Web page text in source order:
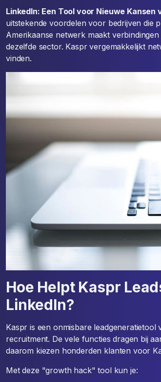
LinkedIn: Een Tool voor Nieuwe Kansen
uitstekende voordelen voor bedrijven die
Amerikaanse netwerk maakt
dezelfde sector. Kaspr vergemakkelijkt
vinden.
Hoe Helpt Kaspr
LinkedIn?
Kaspr is een onmisbare leadgeneratietool
recruitment. De vele functies dragen bij
daarom kiezen honderden klanten voor
Met deze "growth hack" tool kun je: